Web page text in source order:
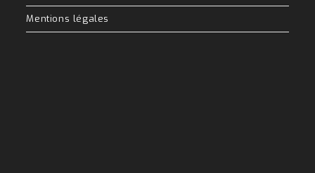
Mentions légales